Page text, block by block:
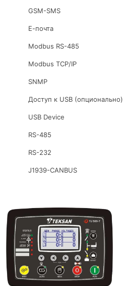
GSM-SMS
Е-почта
Modbus RS-485
Modbus TCP/IP
SNMP
Доступ к USB (опционально)
USB Device
RS-485
RS-232
J1939-CANBUS